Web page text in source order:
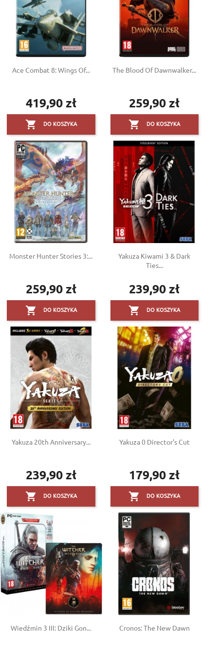
Ace Combat 8: Wings Of...
Cena
419,90 zł
 DO KOSZYKA
The Blood Of Dawnwalker...
Cena
259,90 zł
 DO KOSZYKA
Monster Hunter Stories 3:...
Cena
259,90 zł
 DO KOSZYKA
Yakuza Kiwami 3 & Dark
Ties...
Cena
239,90 zł
 DO KOSZYKA
Yakuza 20th Anniversary...
Cena
239,90 zł
 DO KOSZYKA
Yakuza 0 Director’s Cut
Cena
179,90 zł
 DO KOSZYKA
Wiedźmin 3 III: Dziki Gon... Cronos: The New Dawn